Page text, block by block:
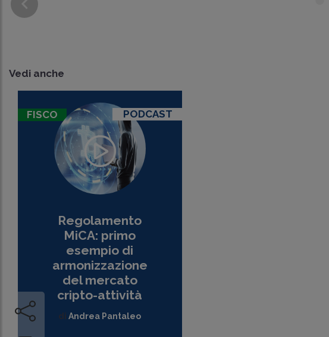
Vedi anche
FISCO PODCAST
Regolamento
MiCA: primo
esempio di
armonizzazione
del mercato
cripto-attività
diAndrea Pantaleo